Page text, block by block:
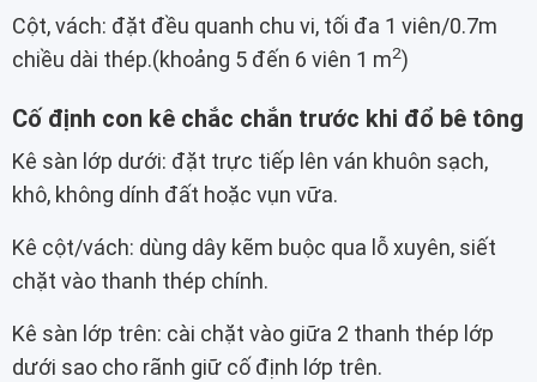
Cột, vách: đặt đều quanh chu vi, tối đa 1 viên/0.7m
chiều dài thép.(khoảng 5 đến 6 viên 1 m2)
Cố định con kê chắc chắn trước khi đổ bê tông
Kê sàn lớp dưới: đặt trực tiếp lên ván khuôn sạch,
khô, không dính đất hoặc vụn vữa.
Kê cột/vách: dùng dây kẽm buộc qua lỗ xuyên, siết
chặt vào thanh thép chính.
Kê sàn lớp trên: cài chặt vào giữa 2 thanh thép lớp
dưới sao cho rãnh giữ cố định lớp trên.